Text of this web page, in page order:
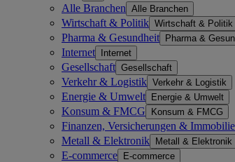
Alle Branchen Alle Branchen
Wirtschaft & Politik Wirtschaft & Politik
Pharma & Gesundheit Pharma &
Internet Internet
Gesellschaft Gesellschaft
Verkehr & Logistik Verkehr & Logistik
Energie & Umwelt Energie & Umwelt
Konsum & FMCG Konsum & FMCG
Finanzen, Versicherungen &
Metall & Elektronik Metall & Elektronik
E-commerce E-commerce